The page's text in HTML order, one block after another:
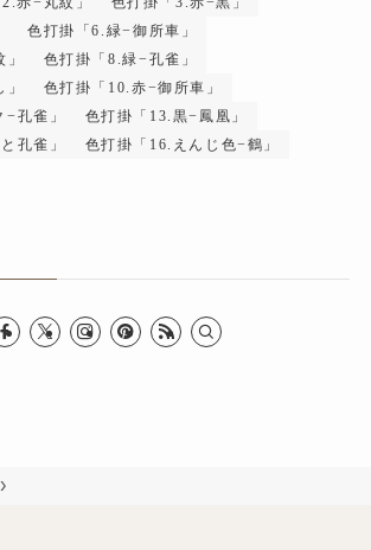
色打掛「6.緑−御所車」
色打掛「8.緑−孔雀」
色打掛「10.赤−御所車」
孔雀」
色打掛「13.黒−鳳凰」
孔雀」
色打掛「16.えんじ色−鶴」